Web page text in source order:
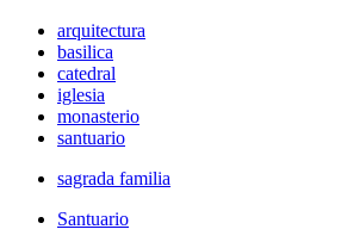
arquitectura
basilica
catedral
iglesia
monasterio
santuario
sagrada familia
Santuario